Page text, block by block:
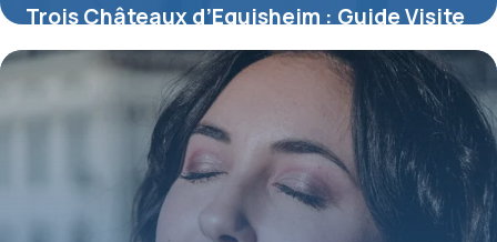
Trois Châteaux d’Eguisheim : Guide Visite
Complet